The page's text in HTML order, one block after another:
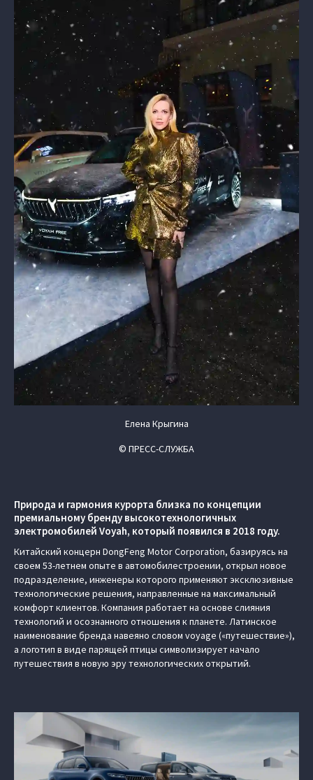
Елена Крыгина
© ПРЕСС-СЛУЖБА
Природа и гармония курорта близка по концепции
премиальному бренду высокотехнологичных
электромобилей Voyah, который появился в 2018 году.
Китайский концерн DongFeng Motor Corporation, базируясь на
своем 53-летнем опыте в автомобилестроении, открыл новое
подразделение, инженеры которого применяют эксклюзивные
технологические решения, направленные на максимальный
комфорт клиентов. Компания работает на основе слияния
технологий и осознанного отношения к планете. Латинское
наименование бренда навеяно словом voyage («путешествие»),
а логотип в виде парящей птицы символизирует начало
путешествия в новую эру технологических открытий.